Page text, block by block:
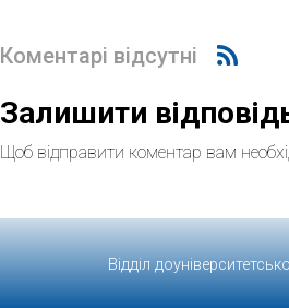
Коментарі відсутні
Залишити
Щоб відправити коментар вам
Відділ